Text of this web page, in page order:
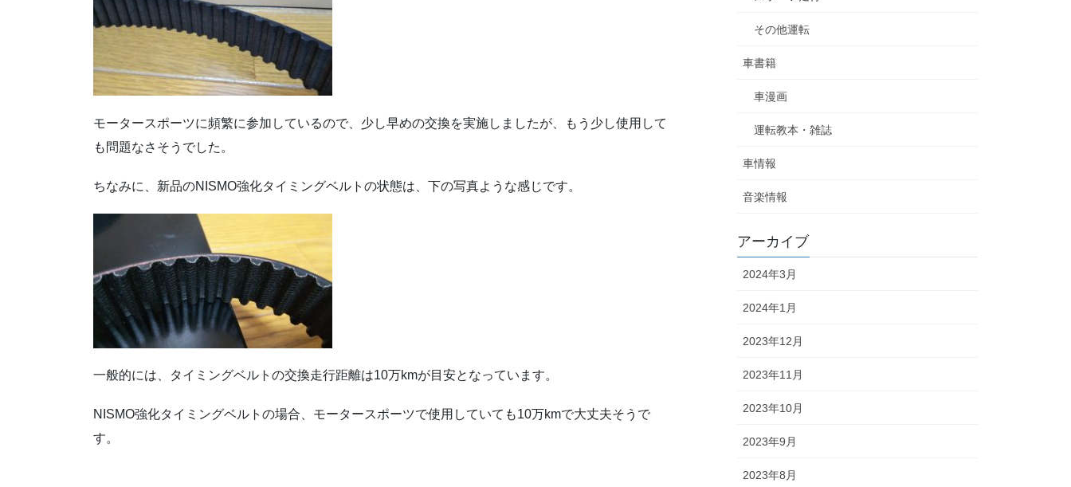
モータースポーツに頻繁に参加しているので、少し早めの交換を実施しましたが、もう少し使用して
も問題なさそうでした。
ちなみに、新品のNISMO強化タイミングベルトの状態は、下の写真ような感じです。
一般的には、タイミングベルトの交換走行距離は10万kmが目安となっています。
NISMO強化タイミングベルトの場合、モータースポーツで使用していても10万kmで大丈夫そうで
す。
その他運転
車書籍
車漫画
運転教本・雑誌
車情報
音楽情報
アーカイブ
2024年3月
2024年1月
2023年12月
2023年11月
2023年10月
2023年9月
2023年8月